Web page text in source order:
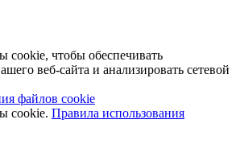
чтобы обеспечивать
веб-сайта и анализировать сетевой
файлов cookie
cookie. Правила использования